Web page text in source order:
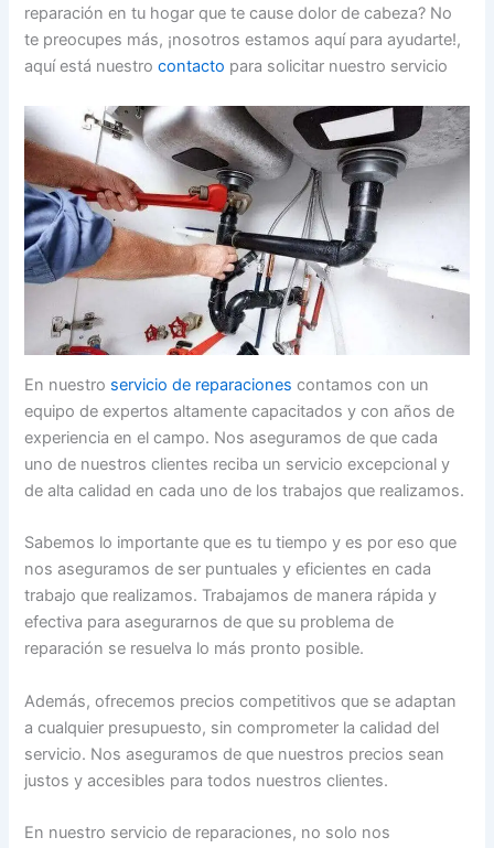
reparación en tu hogar que te cause dolor de cabeza? No
te preocupes más, ¡nosotros estamos aquí para ayudarte!,
aquí está nuestrocontacto para solicitar nuestro servicio
En nuestro servicio de reparacionescontamos con un
equipo de expertos altamente capacitados y con años de
experiencia en el campo. Nos aseguramos de que cada
uno de nuestros clientes reciba un servicio excepcional y
de alta calidad en cada uno de los trabajos que realizamos.
Sabemos lo importante que es tu tiempo y es por eso que
nos aseguramos de ser puntuales y eficientes en cada
trabajo que realizamos. Trabajamos de manera rápida y
efectiva para asegurarnos de que su problema de
reparación se resuelva lo más pronto posible.
Además, ofrecemos precios competitivos que se adaptan
a cualquier presupuesto, sin comprometer la calidad del
servicio. Nos aseguramos de que nuestros precios sean
justos y accesibles para todos nuestros clientes.
En nuestro servicio de reparaciones, no solo nos